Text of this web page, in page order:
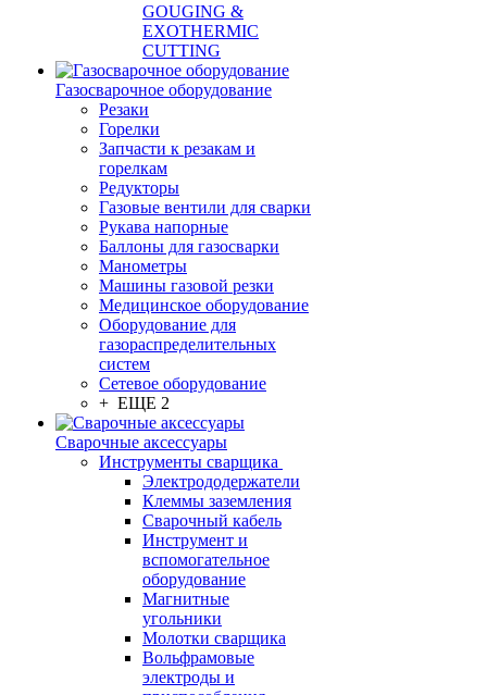
GOUGING &
EXOTHERMIC
CUTTING
Газосварочное оборудование
Резаки
Горелки
Запчасти к резакам и
горелкам
Редукторы
Газовые вентили для сварки
Рукава напорные
Баллоны для газосварки
Манометры
Машины газовой резки
Медицинское оборудование
Оборудование для
газораспределительных
систем
Сетевое оборудование
+ ЕЩЕ 2
Сварочные аксессуары
Инструменты сварщика
Электрододержатели
Клеммы заземления
Сварочный кабель
Инструмент и
вспомогательное
оборудование
Магнитные
угольники
Молотки сварщика
Вольфрамовые
электроды и